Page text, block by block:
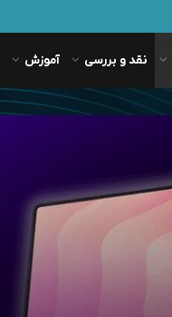
نقد و بررسی آموزش